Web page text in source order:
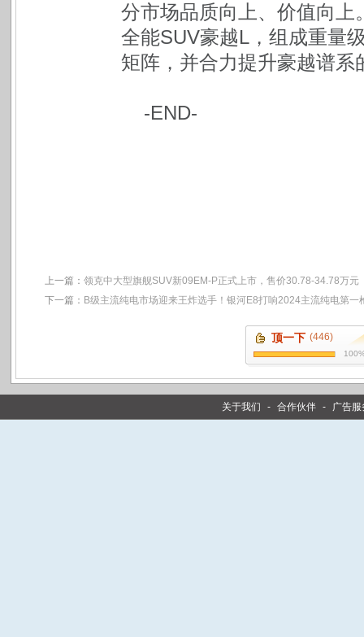
分市场品质向上、价值向上
全能SUV豪越L，组成重量
矩阵，并合力提升豪越谱
-END-
上一篇： 领克中大型旗舰SUV新09EM-P正式上市，售价30.78-34.78万元
下一篇： B级主流纯电市场迎来王炸选手！银河E8打响2024主流纯电第一
顶一下 (446)
关于我们 - 合作伙伴 - 广告服